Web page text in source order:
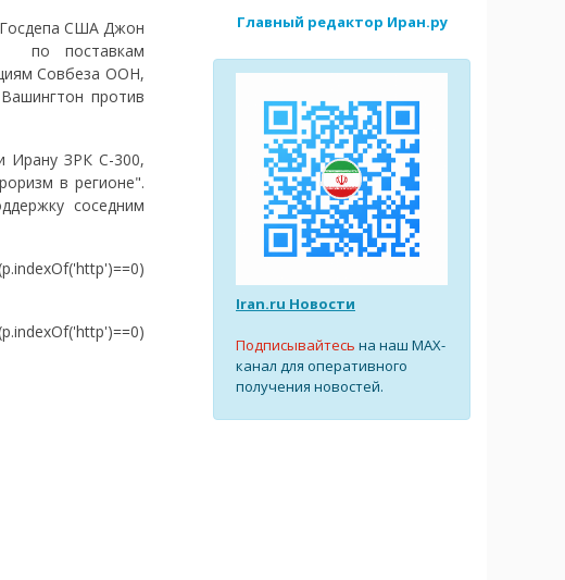
США Джон
по поставкам
Совбеза ООН,
против
Ирану ЗРК С-300,
в регионе".
соседним
Главный редактор Иран.ру
Iran.ru Новости
Подписывайтесь на наш MAX-
канал для оперативного
получения новостей.